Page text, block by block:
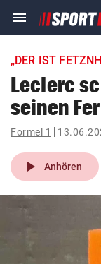
menu Navigation
ein-/
account_circle Anmelden
pin_drop
Wien
bookmark
eingeben
„DER IST
Leclerc
seinen
Formel 1
play_arrow Anhören